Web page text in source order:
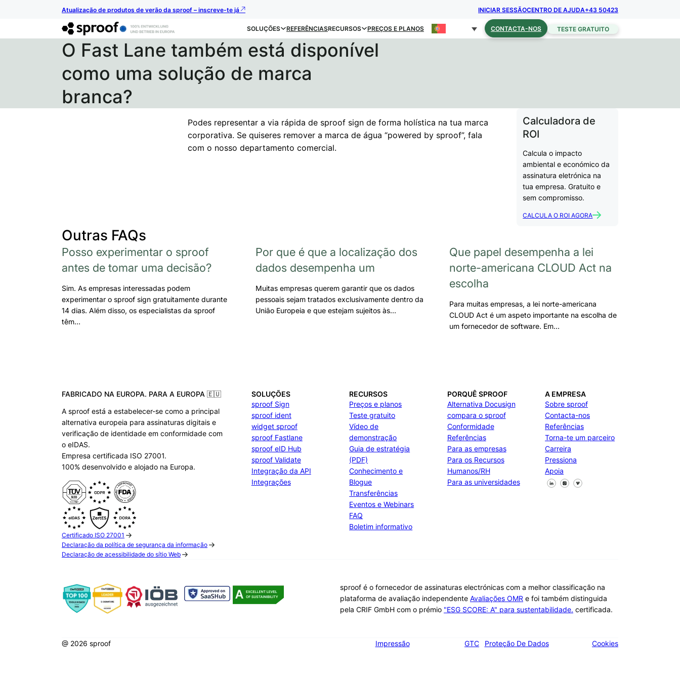
Atualização de produtos de verão da sproof – inscreve-te já INICIAR SESSÃOCENTRO DE AJUDA+43 50423
SOLUÇÕES REFERÊNCIASRECURSOS PREÇOS E PLANOS CONTACTA-NOS TESTE GRATUITO
O Fast Lane também está disponível
como uma solução de marca
branca?
Podes representar a via rápida de sproof sign de forma holística na tua marca
corporativa. Se quiseres remover a marca de água “powered by sproof”, fala
com o nosso departamento comercial.
Calculadora de
ROI
Calcula o impacto
ambiental e económico da
assinatura eletrónica na
tua empresa. Gratuito e
sem compromisso.
CALCULA O ROI AGORA
Outras FAQs
Posso experimentar o sproof
antes de tomar uma decisão?
Sim. As empresas interessadas podem
experimentar o sproof sign gratuitamente durante
14 dias. Além disso, os especialistas da sproof
têm…
Por que é que a localização dos
dados desempenha um
Muitas empresas querem garantir que os dados
pessoais sejam tratados exclusivamente dentro da
União Europeia e que estejam sujeitos às…
Que papel desempenha a lei
norte-americana CLOUD Act na
escolha
Para muitas empresas, a lei norte-americana
CLOUD Act é um aspeto importante na escolha de
um fornecedor de software. Em…
FABRICADO NA EUROPA. PARA A EUROPA 🇪🇺
A sproof está a estabelecer-se como a principal
alternativa europeia para assinaturas digitais e
verificação de identidade em conformidade com
o eIDAS.
Empresa certificada ISO 27001.
100% desenvolvido e alojado na Europa.
Certificado ISO 27001
Declaração da política de segurança da informação
Declaração de acessibilidade do sítio Web
SOLUÇÕES
sproof Sign
sproof ident
widget sproof
sproof Fastlane
sproof eID Hub
sproof Validate
Integração da API
Integrações
RECURSOS
Preços e planos
Teste gratuito
Vídeo de
demonstração
Guia de estratégia
(PDF)
Conhecimento e
Blogue
Transferências
Eventos e Webinars
FAQ
Boletim informativo
PORQUÊ SPROOF
Alternativa Docusign
compara o sproof
Conformidade
Referências
Para as empresas
Para os Recursos
Humanos/RH
Para as universidades
A EMPRESA
Sobre sproof
Contacta-nos
Referências
Torna-te um parceiro
Carreira
Pressiona
Apoia
Segue-nos no Facebook
Segue-nos no X
Segue-nos no LinkedIn
sproof é o fornecedor de assinaturas electrónicas com a melhor classificação na
plataforma de avaliação independente Avaliações OMR e foi também distinguida
pela CRIF GmbH com o prémio "ESG SCORE: A" para sustentabilidade. certificada.
@ 2026 sproof Impressão GTC Proteção De Dados Cookies